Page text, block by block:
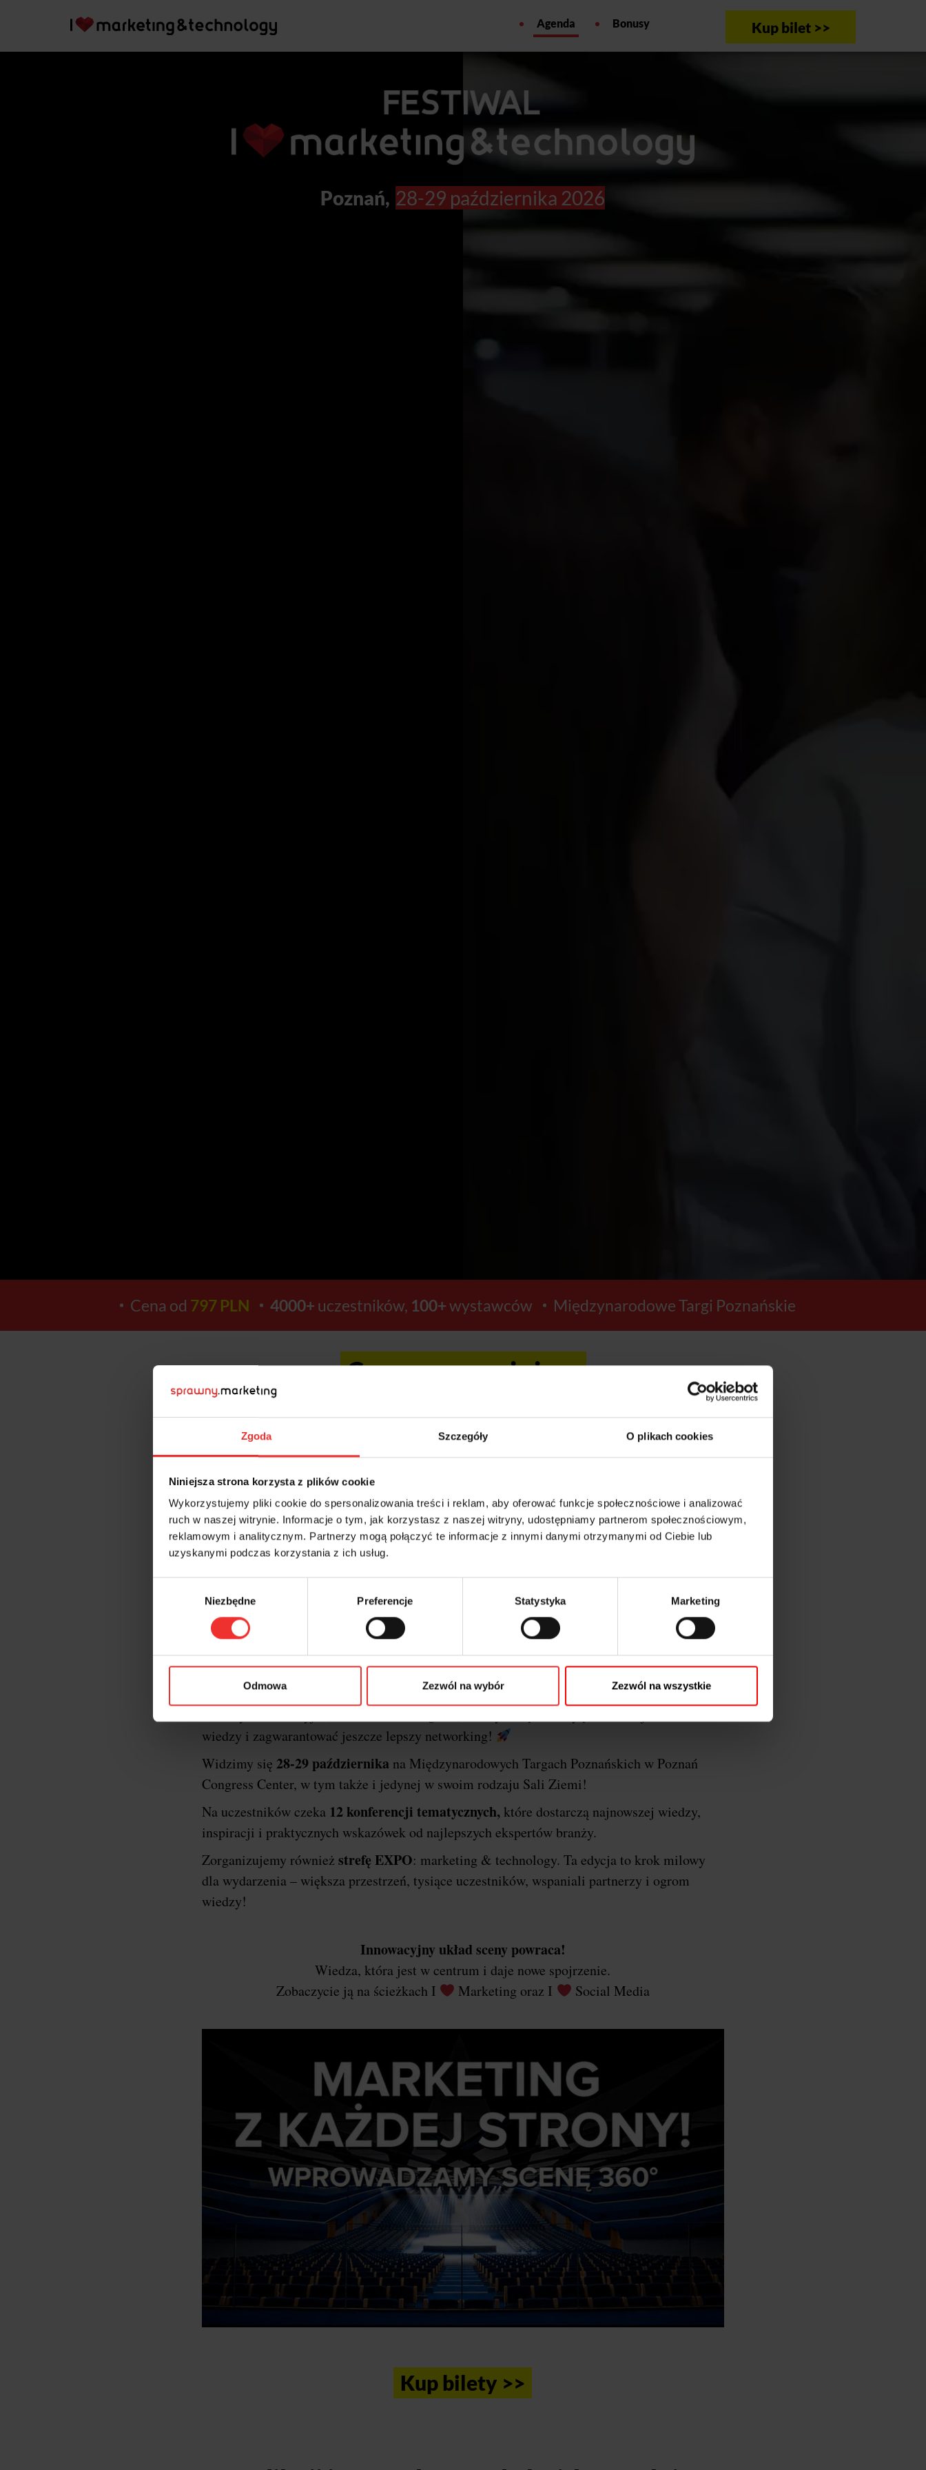
Zgoda Szczegóły O plikach cookies
Niniejsza strona korzysta z plików cookie
Wykorzystujemy pliki cookie do spersonalizowania treści i reklam, aby oferować funkcje społecznościowe i analizować
ruch w naszej witrynie. Informacje o tym, jak korzystasz z naszej witryny, udostępniamy partnerom społecznościowym,
reklamowym i analitycznym. Partnerzy mogą połączyć te informacje z innymi danymi otrzymanymi od Ciebie lub
uzyskanymi podczas korzystania z ich usług.
Niezbędne Preferencje Statystyka Marketing
Odmowa Zezwól na wybór Zezwól na wszystkie
Kup bilet >>
Agenda Bonusy
Poznań, 28-29 października 2026
Cena od 797 PLN 4000+ uczestników, 100+wystawców Międzynarodowe Targi Poznańskie
Ceny wzrosną już za:
13
DNI
11
GODZIN
54 10
Kup bilety >>
Krótko o festiwalu i dlaczego Poznań…
XXII edycja konferencjiI
Marketing & Technology powraca do stolicy Wielkopolski, a
oficjalnym gospodarzem wydarzenia będzie miastoPoznań
Ponownie razem łączymy
wiedzy i zagwarantować jeszcze lepszy networking!
Widzimy się 28-29 października na Międzynarodowych Targach Poznańskich w Poznań
Congress Center, w tym także i jedynej w swoim rodzaju Sali Ziemi!
Na uczestników czeka 12 konferencji tematycznych,które dostarczą najnowszej wiedzy,
inspiracji i praktycznych wskazówek od najlepszych ekspertów branży.
Zorganizujemy również strefę EXPO: marketing & technology. Ta edycja to krok milowy
dla wydarzenia – większa przestrzeń, tysiące uczestników, wspaniali partnerzy i ogrom
wiedzy!
Innowacyjny układ sceny powraca!
Wiedza, która jest w centrum i daje nowe spojrzenie.
Zobaczycie ją na ścieżkach I
Marketing oraz I Social Media
Kup bilety >>